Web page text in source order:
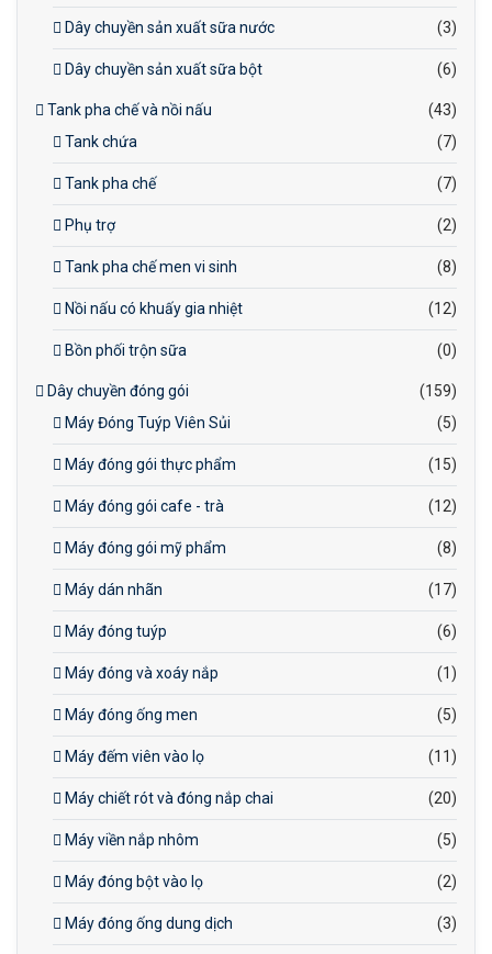
Dây chuyền sản xuất sữa nước (3)
Dây chuyền sản xuất sữa bột (6)
Tank pha chế và nồi nấu
(43)
Tank chứa
(7)
Tank pha chế (7)
Phụ trợ (2)
Tank pha chế men vi sinh (8)
Nồi nấu có khuấy gia nhiệt (12)
Bồn phối trộn sữa (0)
Dây chuyền đóng gói
(159)
Máy Đóng Tuýp Viên Sủi
(5)
Máy đóng gói thực phẩm (15)
Máy đóng gói cafe - trà (12)
Máy đóng gói mỹ phẩm (8)
Máy dán nhãn (17)
Máy đóng tuýp (6)
Máy đóng và xoáy nắp (1)
Máy đóng ống men (5)
Máy đếm viên vào lọ (11)
Máy chiết rót và đóng nắp chai (20)
Máy viền nắp nhôm (5)
Máy đóng bột vào lọ (2)
Máy đóng ống dung dịch (3)